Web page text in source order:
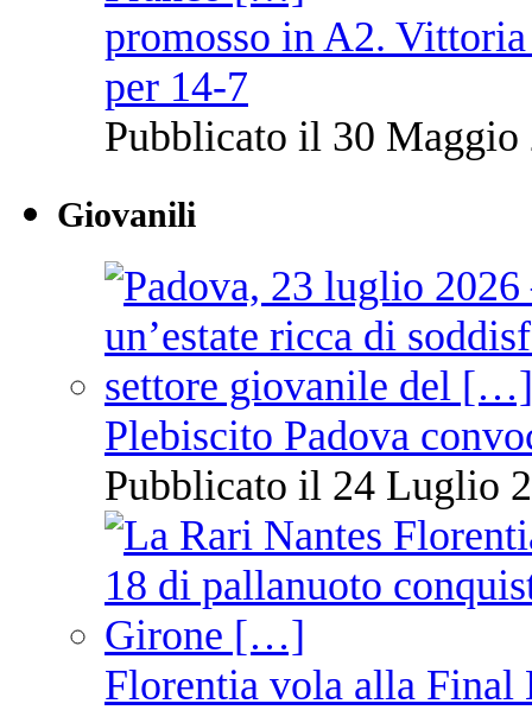
promosso in A2.
per 14-7
Pubblicato il 30 Maggio
Giovanili
Plebiscito Padova
Pubblicato il 24 Luglio
Florentia vola alla Final